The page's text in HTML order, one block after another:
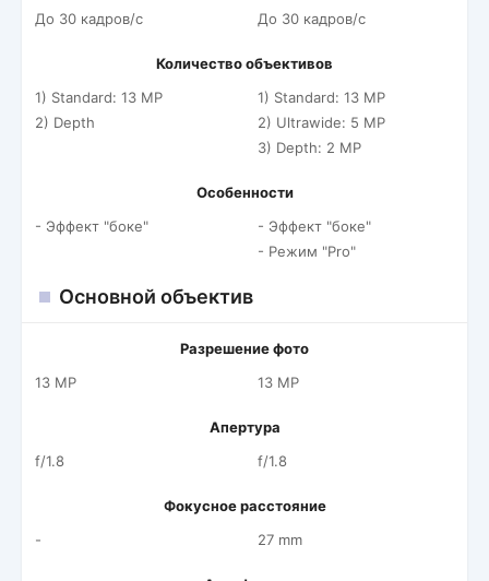
До 30 кадров/c
До 30 кадров/c
Количество объективов
1) Standard: 13 MP
2) Depth
1) Standard: 13 MP
2) Ultrawide: 5 MP
3) Depth: 2 MP
Особенности
- Эффект "боке"
- Эффект "боке"
- Режим "Pro"
Основной объектив
Разрешение фото
13 MP
13 MP
Апертура
f/1.8
f/1.8
Фокусное расстояние
-
27 mm